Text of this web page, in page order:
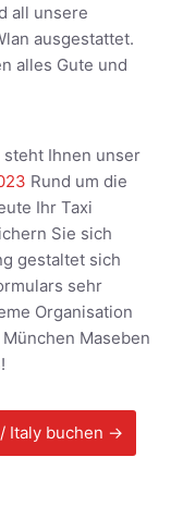
all unsere
ausgestattet.
alles Gute und
Ihnen unser
Rund um die
Ihr Taxi
Sie sich
gestaltet sich
sehr
Organisation
Maseben
Italy buchen →